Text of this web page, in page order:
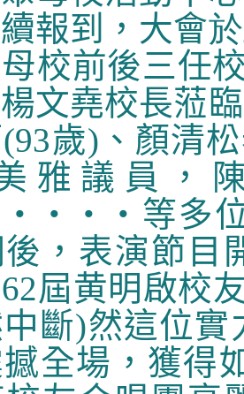
報到，大會於
校前後三任
文堯校長蒞
(93歲)、顏清
雅議員，
等多位
，表演節目
62屆黄明啟校
斷)然這位
全場，獲得